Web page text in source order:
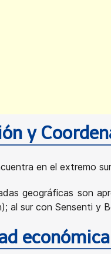
y
en el extremo
geográficas son
al sur con Sensenti y